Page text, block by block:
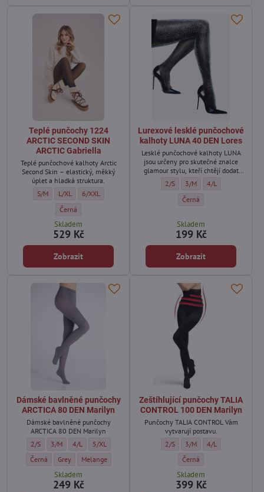
Teplé punčochy 1224
ARCTIC SECOND SKIN
ARCTIC Gabriella
Teplé punčochové kalhoty Arctic
Second Skin – elastický, měkký
úplet a hladká struktura.
Teplé punčochy 1224 ARCTIC SECOND SKIN ARCTIC Gabriella - Velikost:
S/M Teplé punčochy 1224 ARCTIC SECOND SKIN ARCTIC Gabriella -
L/XL Teplé punčochy 1224 ARCTIC SECOND SKIN ARCTIC
6/XXL
Teplé punčochy 1224 ARCTIC SECOND SKIN ARCTIC Gabriella -
Černá
Skladem
529 Kč
Zobrazit
Lurexové lesklé punčochové
kalhoty LUNA 40 DEN Lores
Lesklé punčochové kalhoty LUNA
jsou určeny pro skutečné znalce
glamour stylu, kteří chtějí dodat
Lurexové lesklé punčochové
2/S Lurexové lesklé
3/M Lurexové lesklé
4/L
Lurexové lesklé
Černá
Skladem
199 Kč
Zobrazit
Dámské bavlněné punčochy
ARCTICA 80 DEN Marilyn
Dámské bavlněné punčochy
ARCTICA 80 DEN Marilyn
Dámské bavlněné punčochy ARCTICA 80 DEN Marilyn - Velikost:
2/S Dámské bavlněné punčochy ARCTICA 80 DEN Marilyn - Velikost:
3/M Dámské bavlněné punčochy ARCTICA 80 DEN Marilyn - Velikost:
4/L Dámské bavlněné punčochy ARCTICA 80 DEN Marilyn -
5/XL
Dámské bavlněné punčochy ARCTICA 80 DEN Marilyn - Barva:
Černá Dámské bavlněné punčochy ARCTICA 80 DEN Marilyn - Barva:
Grey Dámské bavlněné punčochy ARCTICA 80 DEN Marilyn -
Melange
Skladem
249 Kč
Zeštíhlující punčochy TALIA
CONTROL 100 DEN Marilyn
Punčochy TALIA CONTROL Vám
vytvarují postavu.
Zeštíhlující punčochy TALIA
2/S Zeštíhlující punčochy
3/M Zeštíhlující
4/L
Zeštíhlující punčochy
Černá
Skladem
399 Kč